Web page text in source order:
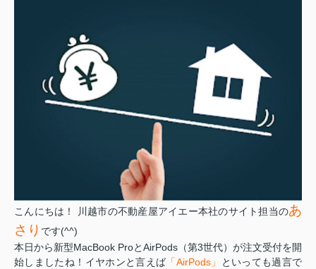
こんにちは！ 川越市の不動産屋アイエー本社のサイト担当のあ
さり です(^^)
本日から新型MacBook ProとAirPods（第3世代）が注文受付を開
始しましたね！イヤホンと言えば 「AirPods」
といっても過言で